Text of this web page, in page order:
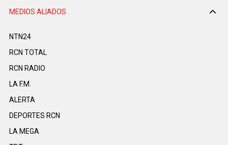
MEDIOS ALIADOS
NTN24
RCN TOTAL
RCN RADIO
LA F.M.
ALERTA
DEPORTES RCN
LA MEGA